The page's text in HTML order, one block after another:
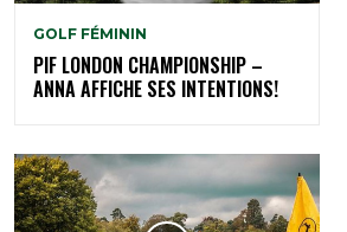
GOLF FÉMININ
PIF LONDON CHAMPIONSHIP –
ANNA AFFICHE SES INTENTIONS!